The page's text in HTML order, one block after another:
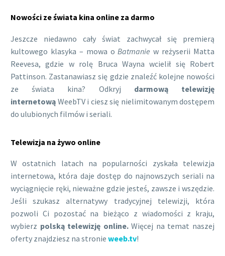
Nowości ze świata kina online za darmo
Jeszcze niedawno cały świat zachwycał się premierą
kultowego klasyka – mowa oBatmaniew reżyserii Matta
Reevesa, gdzie w rolę Bruca Wayna wcielił się Robert
Pattinson. Zastanawiasz się gdzie znaleźć kolejne nowości
ze świata kina? Odkryj darmową telewizję
internetową WeebTV i ciesz się nielimitowanym dostępem
do ulubionych filmów i seriali.
Telewizja na żywo online
W ostatnich latach na popularności zyskała telewizja
internetowa, która daje dostęp do najnowszych seriali na
wyciągnięcie ręki, nieważne gdzie jesteś, zawsze i wszędzie.
Jeśli szukasz alternatywy tradycyjnej telewizji, która
pozwoli Ci pozostać na bieżąco z wiadomości z kraju,
wybierz polską telewizję online.Więcej na temat naszej
oferty znajdziesz na stronie weeb.tv!